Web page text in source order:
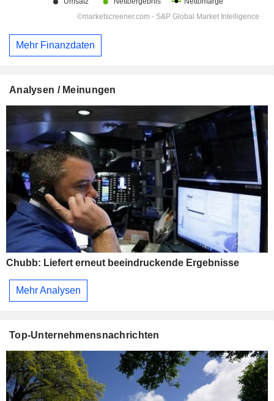
Mehr Finanzdaten
Analysen / Meinungen
Chubb: Liefert erneut beeindruckende Ergebnisse
Mehr Analysen
Top-Unternehmensnachrichten